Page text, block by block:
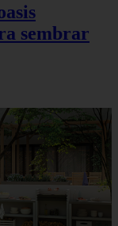
sembrar